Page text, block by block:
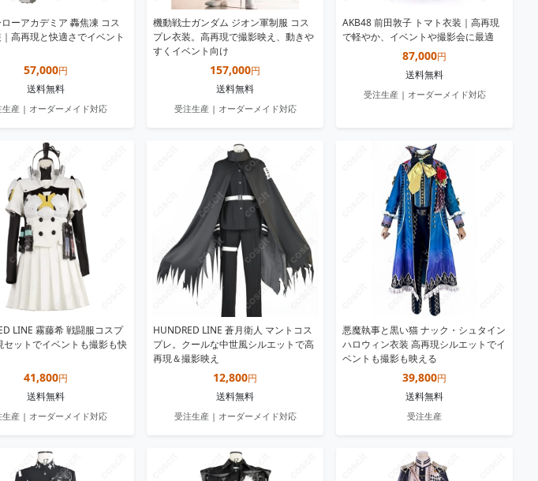
ーアカデミア 轟焦凍 コス
高再現と快適さでイベント
57,000円
送料無料
生産 | オーダーメイド対応
機動戦士ガンダム ジオン軍制服 コス
プレ衣装。高再現で撮影映え、動きや
すくイベント向け
157,000円
送料無料
受注生産 | オーダーメイド対応
AKB48 前田敦子 トマト衣装｜高再現
で軽やか、イベントや撮影会に最適
87,000円
送料無料
受注生産 | オーダーメイド対応
LINE 霧藤希 戦闘服コスプ
セットでイベントも撮影も快
41,800円
送料無料
生産 | オーダーメイド対応
HUNDRED LINE 蒼月衛人 マントコス
プレ。クールな中世風シルエットで高
再現＆撮影映え
12,800円
送料無料
受注生産 | オーダーメイド対応
悪魔執事と黒い猫 ナック・シュタイン
ハロウィン衣装 高再現シルエットでイ
ベントも撮影も映える
39,800円
送料無料
受注生産